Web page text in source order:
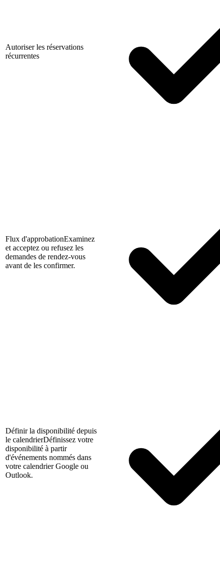
Autoriser les réservations
récurrentes
Flux d'approbationExaminez
et acceptez ou refusez les
demandes de rendez-vous
avant de les confirmer.
Définir la disponibilité depuis
le calendrierDéfinissez votre
disponibilité à partir
d'événements nommés dans
votre calendrier Google ou
Outlook.